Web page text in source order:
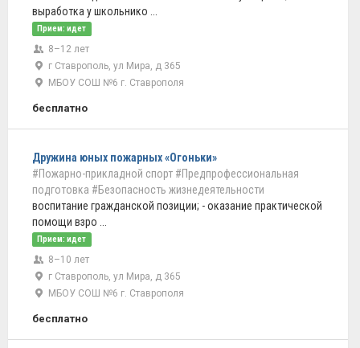
выработка у школьнико ...
Прием: идет
8–12 лет
г Ставрополь, ул Мира, д 365
МБОУ СОШ №6 г. Ставрополя
бесплатно
Дружина юных пожарных «Огоньки»
#Пожарно-прикладной спорт #Предпрофессиональная
подготовка #Безопасность жизнедеятельности
воспитание гражданской позиции; - оказание практической
помощи взро ...
Прием: идет
8–10 лет
г Ставрополь, ул Мира, д 365
МБОУ СОШ №6 г. Ставрополя
бесплатно